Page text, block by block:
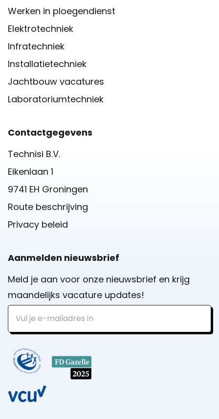
Werken in ploegendienst
Elektrotechniek
Infratechniek
Installatietechniek
Jachtbouw vacatures
Laboratoriumtechniek
Contactgegevens
Technisi B.V.
Eikenlaan 1
9741 EH Groningen
Route beschrijving
Privacy beleid
Aanmelden nieuwsbrief
Meld je aan voor onze nieuwsbrief en krijg
maandelijks vacature updates!